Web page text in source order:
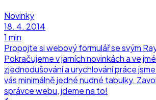
Novinky
18. 4. 2014
1 min
Propojte si webový formulář se svým
Pokračujeme v jarních novinkách a ve
zjednodušování a urychlování práce
vás minimálně jedné nudné tabulky.
správce webu, jdeme na to!